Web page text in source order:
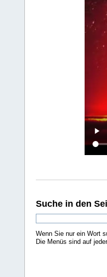
Suche in den
Wenn Sie nur ein Wort
Die Menüs sind auf